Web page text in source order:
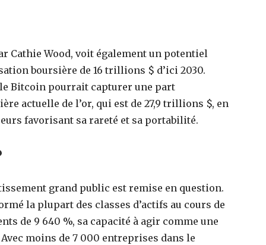
Cathie Wood, voit également un potentiel
boursière de 16 trillions $ d’ici 2030.
Bitcoin pourrait capturer une part
actuelle de l’or, qui est de 27,9 trillions $, en
favorisant sa rareté et sa portabilité.
grand public est remise en question.
la plupart des classes d’actifs au cours de
de 9 640 %, sa capacité à agir comme une
moins de 7 000 entreprises dans le